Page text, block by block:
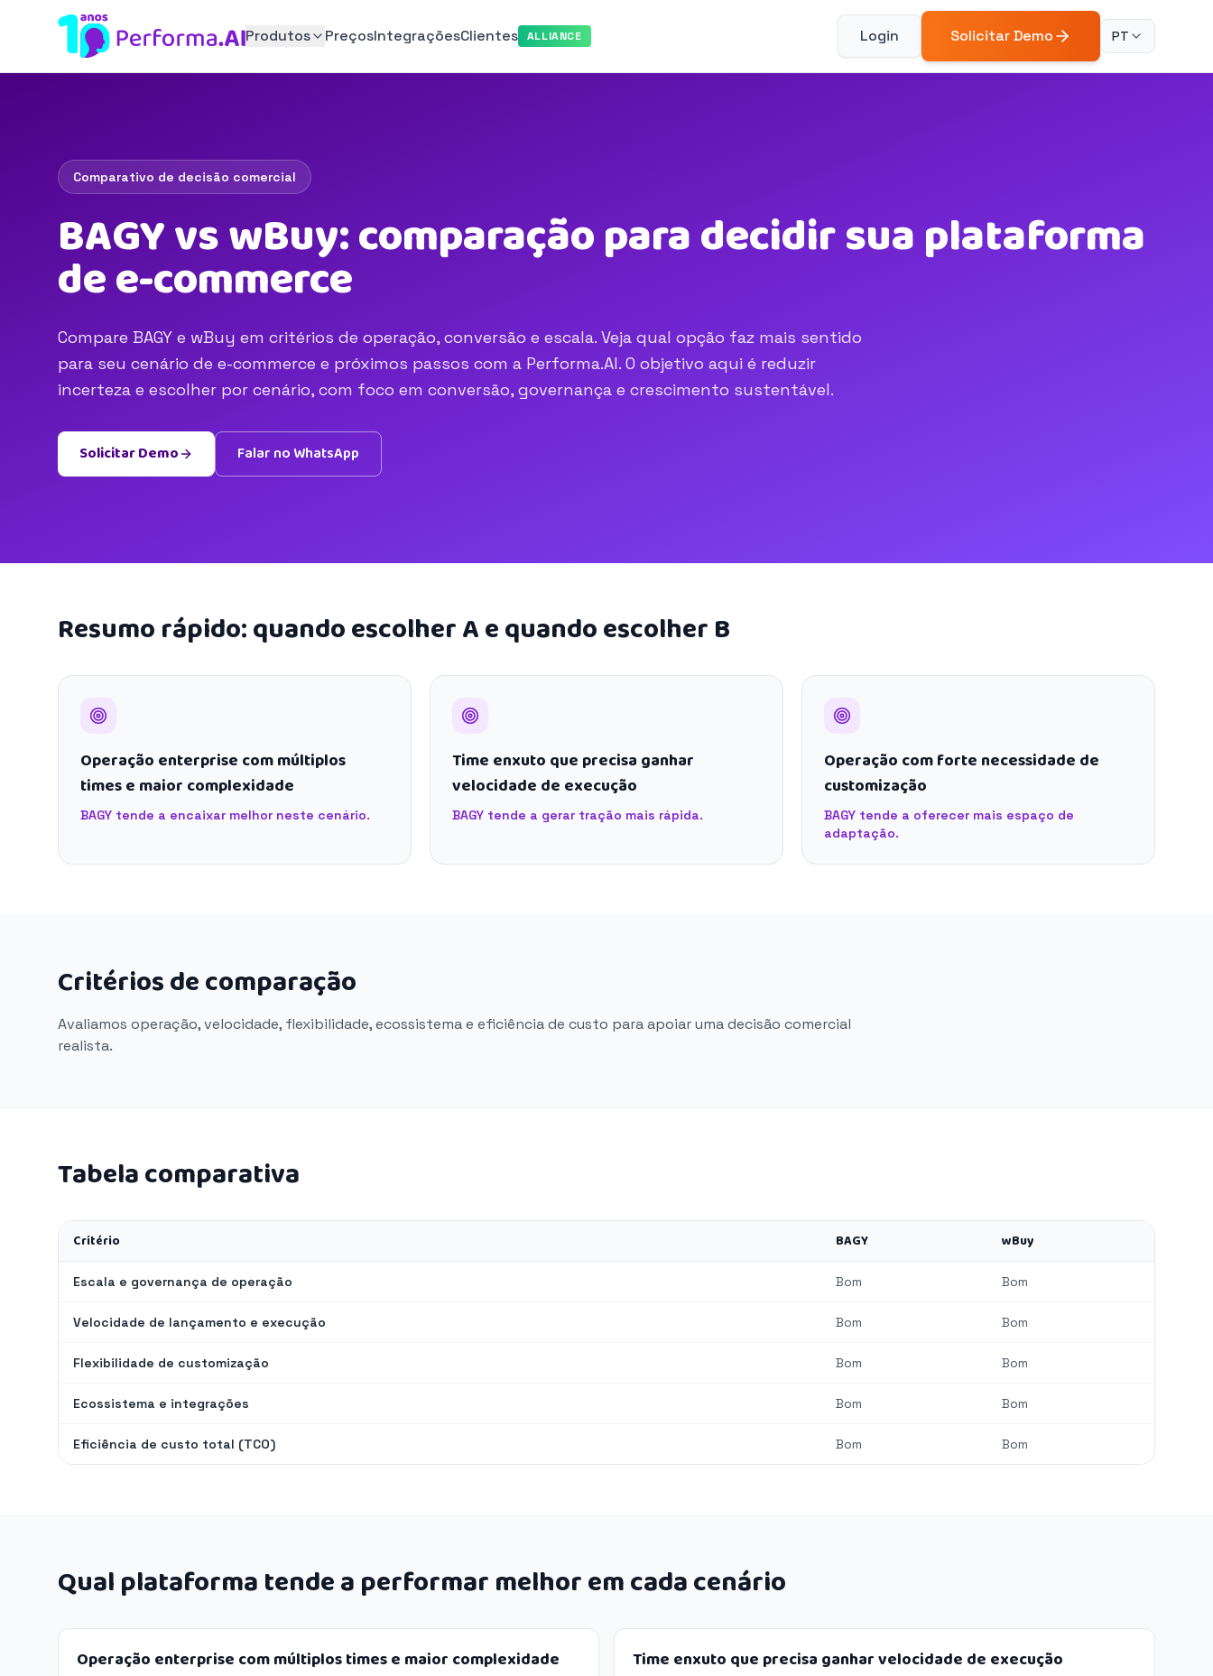
Produtos PreçosIntegraçõesClientes ALLIANCE Login Solicitar Demo PT
Comparativo de decisão comercial
BAGY vs wBuy: comparação para decidir sua plataforma
de e-commerce
Compare BAGY e wBuy em critérios de operação, conversão e escala. Veja qual opção faz mais sentido
para seu cenário de e-commerce e próximos passos com a Performa.AI. O objetivo aqui é reduzir
incerteza e escolher por cenário, com foco em conversão, governança e crescimento sustentável.
Solicitar Demo Falar no WhatsApp
Resumo rápido: quando escolher A e quando escolher B
Operação enterprise com múltiplos
times e maior complexidade
BAGY tende a encaixar melhor neste cenário.
Time enxuto que precisa ganhar
velocidade de execução
BAGY tende a gerar tração mais rápida.
Operação com forte necessidade de
customização
BAGY tende a oferecer mais espaço de
adaptação.
Critérios de comparação
Avaliamos operação, velocidade, flexibilidade, ecossistema e eficiência de custo para apoiar uma decisão comercial
realista.
Tabela comparativa
Critério BAGY wBuy
Escala e governança de operação Bom Bom
Velocidade de lançamento e execução Bom Bom
Flexibilidade de customização Bom Bom
Ecossistema e integrações Bom Bom
Eficiência de custo total (TCO) Bom Bom
Qual plataforma tende a performar melhor em cada cenário
Operação enterprise com múltiplos times e maior complexidade Time enxuto que precisa ganhar velocidade de execução